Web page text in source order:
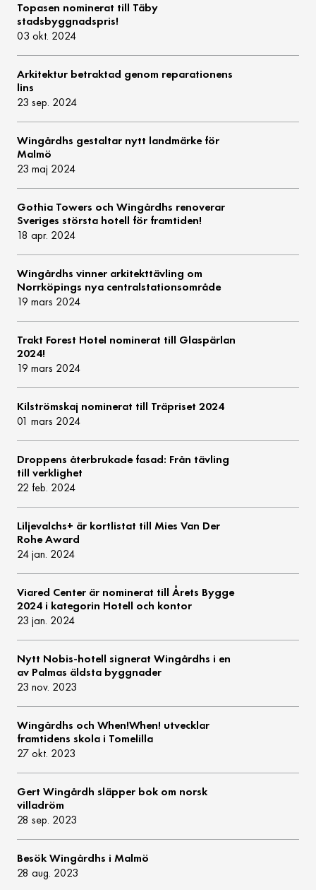
Topasen nominerat till Täby
stadsbyggnadspris!
03 okt. 2024
Arkitektur betraktad genom reparationens
lins
23 sep. 2024
Wingårdhs gestaltar nytt landmärke för
Malmö
23 maj 2024
Gothia Towers och Wingårdhs renoverar
Sveriges största hotell för framtiden!
18 apr. 2024
Wingårdhs vinner arkitekttävling om
Norrköpings nya centralstationsområde
19 mars 2024
Trakt Forest Hotel nominerat till Glaspärlan
2024!
19 mars 2024
Kilströmskaj nominerat till Träpriset 2024
01 mars 2024
Droppens återbrukade fasad: Från tävling
till verklighet
22 feb. 2024
Liljevalchs+ är kortlistat till Mies Van Der
Rohe Award
24 jan. 2024
Viared Center är nominerat till Årets Bygge
2024 i kategorin Hotell och kontor
23 jan. 2024
Nytt Nobis-hotell signerat Wingårdhs i en
av Palmas äldsta byggnader
23 nov. 2023
Wingårdhs och When!When! utvecklar
framtidens skola i Tomelilla
27 okt. 2023
Gert Wingårdh släpper bok om norsk
villadröm
28 sep. 2023
Besök Wingårdhs i Malmö
28 aug. 2023